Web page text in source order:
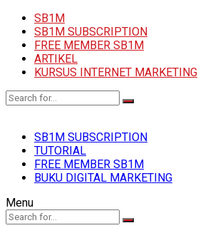
SB1M
SB1M SUBSCRIPTION
FREE MEMBER SB1M
ARTIKEL
KURSUS INTERNET MARKETING
SB1M SUBSCRIPTION
TUTORIAL
FREE MEMBER SB1M
BUKU DIGITAL MARKETING
Menu